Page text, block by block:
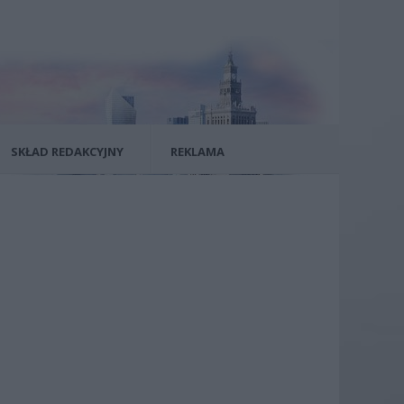
SKŁAD REDAKCYJNY REKLAMA